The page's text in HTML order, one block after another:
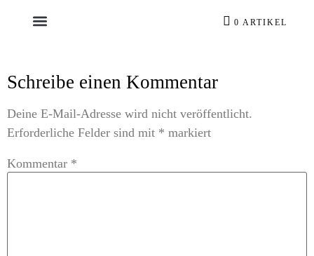
0 ARTIKEL
Schreibe einen Kommentar
Deine E-Mail-Adresse wird nicht veröffentlicht.
Erforderliche Felder sind mit * markiert
Kommentar *